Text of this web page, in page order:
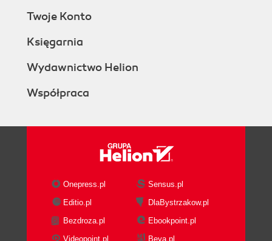
Twoje Konto
Księgarnia
Wydawnictwo Helion
Współpraca
Onepress.pl
Sensus.pl
Editio.pl
DlaBystrzakow.pl
Bezdroza.pl
Ebookpoint.pl
Videopoint.pl
Beya.pl